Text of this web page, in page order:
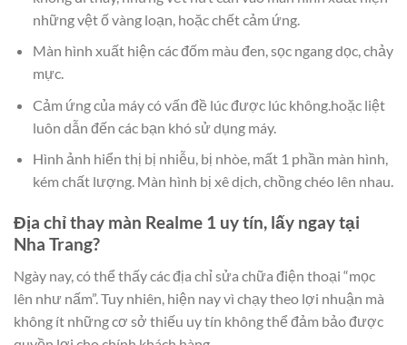
những vệt ố vàng loạn, hoặc chết cảm ứng.
Màn hình xuất hiện các đốm màu đen, sọc ngang dọc, chảy
mực.
Cảm ứng của máy có vấn đề lúc được lúc không.hoặc liệt
luôn dẫn đến các bạn khó sử dụng máy.
Hình ảnh hiển thị bị nhiễu, bị nhòe, mất 1 phần màn hình,
kém chất lượng. Màn hình bị xê dịch, chồng chéo lên nhau.
Địa chỉ thay màn Realme 1 uy tín, lấy ngay tại
Nha Trang?
Ngày nay, có thể thấy các địa chỉ sửa chữa điện thoại “mọc
lên như nấm”. Tuy nhiên, hiện nay vì chạy theo lợi nhuận mà
không ít những cơ sở thiếu uy tín không thể đảm bảo được